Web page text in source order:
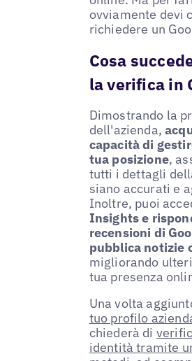
ovviamente devi
richiedere un
Cosa
la verifica in
Dimostrando la
dell'azienda,
capacità di
tua posizione,
tutti i dettagli
siano accurati e
Inoltre, puoi
Insights e
recensioni di
pubblica notizie
migliorando
tua presenza
Una volta
tuo profilo
chiederà di
identità tramite